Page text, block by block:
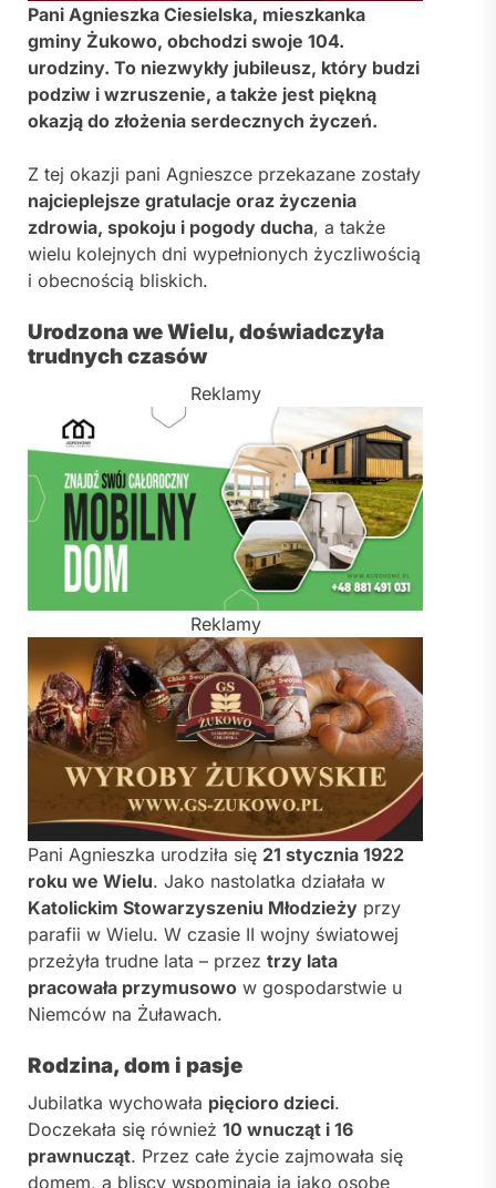
Pani Agnieszka Ciesielska, mieszkanka
gminy Żukowo, obchodzi swoje 104.
urodziny. To niezwykły jubileusz, który budzi
podziw i wzruszenie, a także jest piękną
okazją do złożenia serdecznych życzeń.
Z tej okazji pani Agnieszce przekazane zostały
najcieplejsze gratulacje oraz życzenia
zdrowia, spokoju i pogody ducha, a także
wielu kolejnych dni wypełnionych życzliwością
i obecnością bliskich.
Urodzona we Wielu, doświadczyła
trudnych czasów
Reklamy
Reklamy
Pani Agnieszka urodziła się 21 stycznia 1922
roku we Wielu. Jako nastolatka działała w
Katolickim Stowarzyszeniu Młodzieży przy
parafii w Wielu. W czasie II wojny światowej
przeżyła trudne lata – przez trzy lata
pracowała przymusowo w gospodarstwie u
Niemców na Żuławach.
Rodzina, dom i pasje
Jubilatka wychowała pięcioro dzieci.
Doczekała się również 10 wnucząt i 16
prawnucząt. Przez całe życie zajmowała się
domem, a bliscy wspominają ją jako osobę